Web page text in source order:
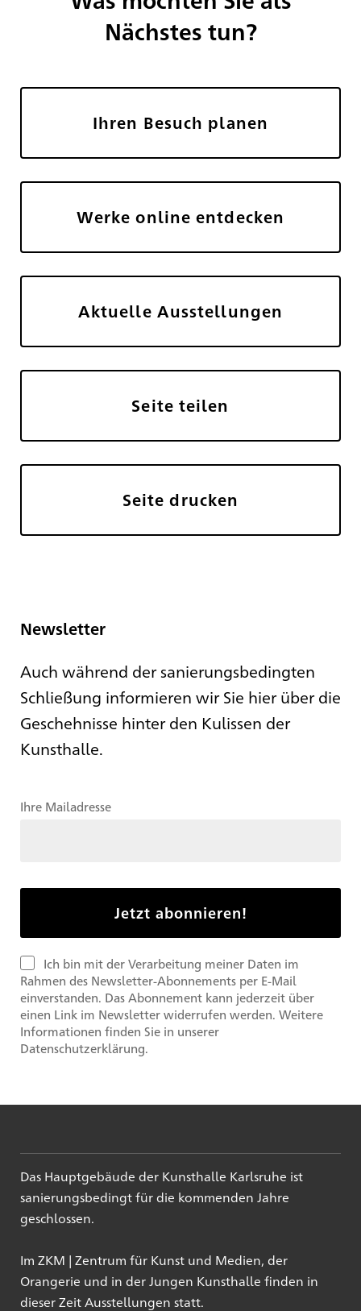
Nächstes tun?
Ihren Besuch planen
Werke online entdecken
Aktuelle Ausstellungen
Seite teilen
Seite drucken
Newsletter
Auch während der sanierungsbedingten
Schließung informieren wir Sie hier über die
Geschehnisse hinter den Kulissen der
Kunsthalle.
Ihre Mailadresse
Ich bin mit der Verarbeitung meiner Daten im
Rahmen des Newsletter-Abonnements per E-Mail
einverstanden. Das Abonnement kann jederzeit über
einen Link im Newsletter widerrufen werden. Weitere
Informationen finden Sie in unserer
Datenschutzerklärung.
Das Hauptgebäude der Kunsthalle Karlsruhe ist
sanierungsbedingt für die kommenden Jahre
geschlossen.
Im ZKM | Zentrum für Kunst und Medien, der
Orangerie und in der Jungen Kunsthalle finden in
dieser Zeit Ausstellungen statt.